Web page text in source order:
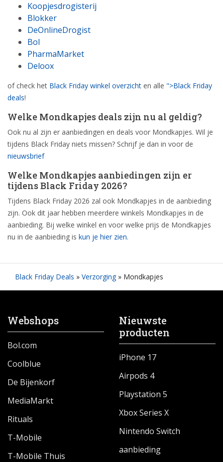
Koopjesdrogisterij
Blokker
DeOnlineDrogist
Bol
PharmaMarket
Deloox
of check het Black Friday winkel overzicht en alle ">Black Friday
deals!
Welke Mondkapjes deals zijn nu al geldig?
Ook nu al zijn er aanbiedingen en deals voor Mondkapjes. Wil je
tijdens Black Friday niets missen? Schrijf je dan in voor de
nieuwsbrief
Welke Mondkapjes aanbiedingen zijn er
tijdens Black Friday 2026?
Tijdens Black Friday 2026 zal ook Mondkapjes in de aanbieding
zijn. Ook dit jaar hebben meerdere winkels Mondkapjes in de
aanbieding. Bij welke winkel en voor welke prijs de Mondkapjes
nu in de aanbieding is kun je hier zien.
Black Friday Deals » Verzorging» Mondkapjes
Webshops
Bol.com
Coolblue
De Bijenkorf
MediaMarkt
Rituals
T-Mobile
T-Mobile Thuis
Nieuwste
producten
iPhone 17
Airpods 4
Playstation 5
Xbox Series X
Nintendo Switch
aanbieding